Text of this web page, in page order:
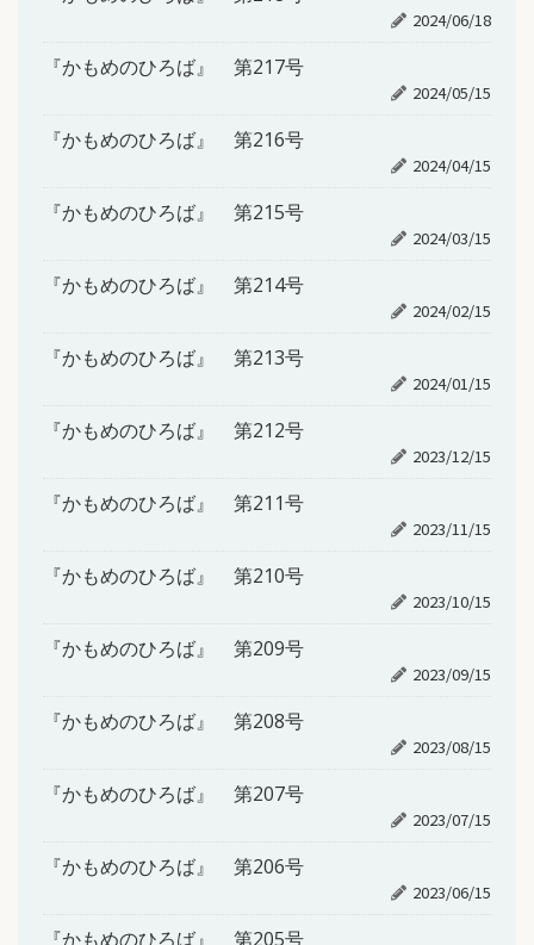
2024/06/18
『かもめのひろば』 第217号
2024/05/15
『かもめのひろば』 第216号
2024/04/15
『かもめのひろば』 第215号
2024/03/15
『かもめのひろば』 第214号
2024/02/15
『かもめのひろば』 第213号
2024/01/15
『かもめのひろば』 第212号
2023/12/15
『かもめのひろば』 第211号
2023/11/15
『かもめのひろば』 第210号
2023/10/15
『かもめのひろば』 第209号
2023/09/15
『かもめのひろば』 第208号
2023/08/15
『かもめのひろば』 第207号
2023/07/15
『かもめのひろば』 第206号
2023/06/15
『かもめのひろば』 第205号